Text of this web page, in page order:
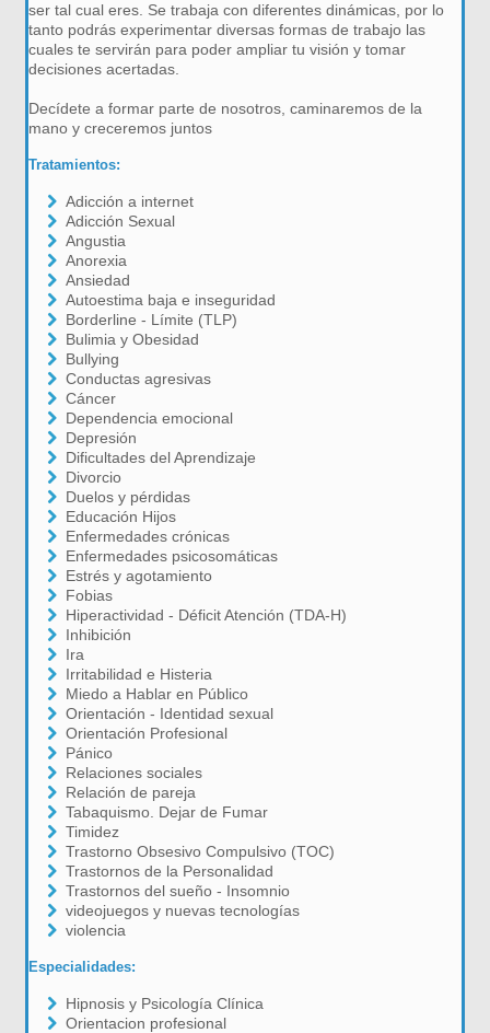
ser tal cual eres. Se trabaja con diferentes dinámicas, por lo
tanto podrás experimentar diversas formas de trabajo las
cuales te servirán para poder ampliar tu visión y tomar
decisiones acertadas.
Decídete a formar parte de nosotros, caminaremos de la
mano y creceremos juntos
Tratamientos:
Adicción a internet
Adicción Sexual
Angustia
Anorexia
Ansiedad
Autoestima baja e inseguridad
Borderline - Límite (TLP)
Bulimia y Obesidad
Bullying
Conductas agresivas
Cáncer
Dependencia emocional
Depresión
Dificultades del Aprendizaje
Divorcio
Duelos y pérdidas
Educación Hijos
Enfermedades crónicas
Enfermedades psicosomáticas
Estrés y agotamiento
Fobias
Hiperactividad - Déficit Atención (TDA-H)
Inhibición
Ira
Irritabilidad e Histeria
Miedo a Hablar en Público
Orientación - Identidad sexual
Orientación Profesional
Pánico
Relaciones sociales
Relación de pareja
Tabaquismo. Dejar de Fumar
Timidez
Trastorno Obsesivo Compulsivo (TOC)
Trastornos de la Personalidad
Trastornos del sueño - Insomnio
videojuegos y nuevas tecnologías
violencia
Especialidades:
Hipnosis y Psicología Clínica
Orientacion profesional